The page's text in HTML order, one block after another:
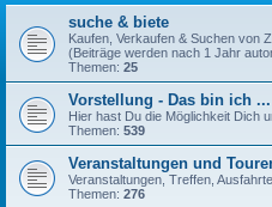
suche & biete
Kaufen, Verkaufen & Suchen von
(Beiträge werden nach 1 Jahr
Themen: 25
Vorstellung - Das bin ich ...
Hier hast Du die Möglichkeit Dich
Themen: 539
Veranstaltungen und
Veranstaltungen, Treffen,
Themen: 276